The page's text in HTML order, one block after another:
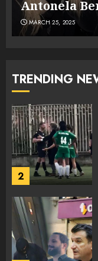
plagosën!
MARCH 25, 2025
TRENDING
1
2